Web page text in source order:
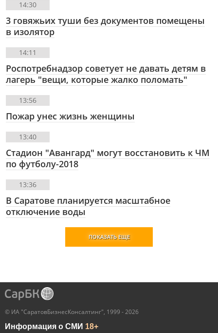
14:30
3 говяжьих туши без документов помещены
в изолятор
14:11
Роспотребнадзор советует не давать детям в
лагерь "вещи, которые жалко поломать"
13:56
Пожар унес жизнь женщины
13:40
Стадион "Авангард" могут восстановить к ЧМ
по футболу-2018
13:36
В Саратове планируется масштабное
отключение воды
ПОКАЗАТЬ ЕЩЕ
© ИА "СаратовБизнесКонсалтинг", 1999 - 2026
Информация о СМИ 18+